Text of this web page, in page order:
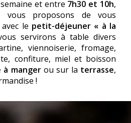
et entre 7h30 et 10h,
vous proposons de vous
le petit-déjeuner « à la
servirons à table divers
viennoiserie, fromage,
confiture, miel et boisson
à mangerou sur la terrasse,
!